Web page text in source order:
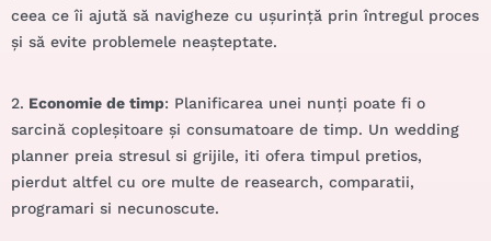
ceea ce îi ajută să navigheze cu ușurință prin întregul proces
și să evite problemele neașteptate.
2. Economie de timp: Planificarea unei nunți poate fi o
sarcină copleșitoare și consumatoare de timp. Un wedding
planner preia stresul si grijile, iti ofera timpul pretios,
pierdut altfel cu ore multe de reasearch, comparatii,
programari si necunoscute.